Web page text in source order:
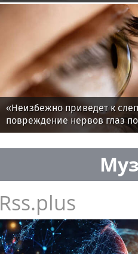
«Неизбежно приведет к
повреждение нервов глаз
Rss.plus